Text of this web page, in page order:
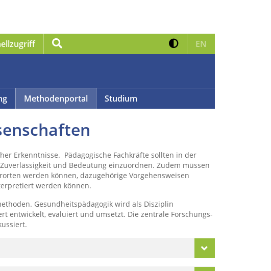
Kontrast erhöhen
EN
Methodenportal Studium
Erkenntnisse. Pädagogische Fachkräfte sollten in der
und Bedeutung einzuordnen. Zudem müssen
werden können, dazugehörige Vorgehensweisen
werden können.
Gesundheitspädagogik wird als Disziplin
entwickelt, evaluiert und umsetzt. Die zentrale Forschungs-